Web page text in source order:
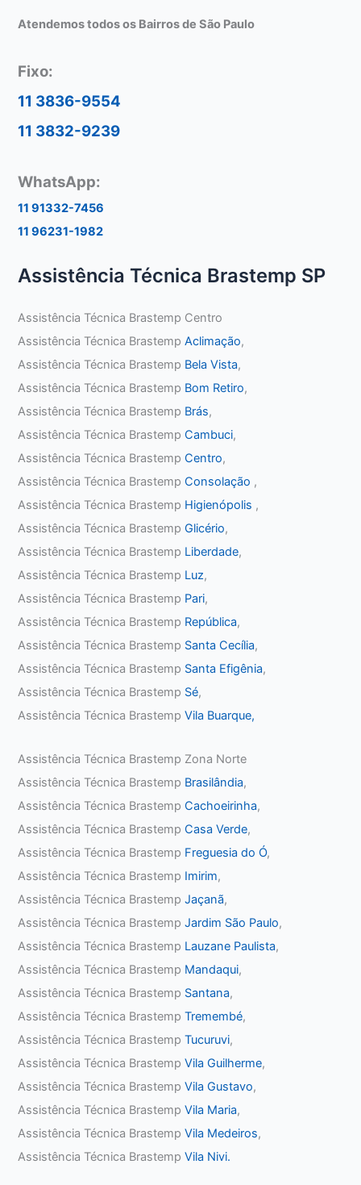
Atendemos todos os Bairros de São Paulo
Fixo:
11 3836-9554
11 3832-9239
WhatsApp:
11 91332-7456
11 96231-1982
Assistência Técnica Brastemp SP
Assistência Técnica Brastemp Centro
Assistência Técnica BrastempAclimação,
Assistência Técnica Brastemp Bela Vista,
Assistência Técnica Brastemp Bom Retiro,
Assistência Técnica Brastemp Brás,
Assistência Técnica BrastempCambuci,
Assistência Técnica BrastempCentro,
Assistência Técnica BrastempConsolação ,
Assistência Técnica Brastemp Higienópolis ,
Assistência Técnica BrastempGlicério,
Assistência Técnica Brastemp Liberdade,
Assistência Técnica Brastemp Luz,
Assistência Técnica Brastemp Pari,
Assistência Técnica Brastemp República,
Assistência Técnica Brastemp Santa Cecília,
Assistência Técnica Brastemp Santa Efigênia,
Assistência Técnica Brastemp Sé,
Assistência Técnica BrastempVila Buarque,
Assistência Técnica Brastemp Zona Norte
Assistência Técnica Brastemp Brasilândia,
Assistência Técnica BrastempCachoeirinha,
Assistência Técnica BrastempCasa Verde,
Assistência Técnica Brastemp Freguesia do Ó,
Assistência Técnica Brastemp Imirim,
Assistência Técnica BrastempJaçanã,
Assistência Técnica BrastempJardim São Paulo,
Assistência Técnica Brastemp Lauzane Paulista,
Assistência Técnica Brastemp Mandaqui,
Assistência Técnica Brastemp Santana,
Assistência Técnica BrastempTremembé,
Assistência Técnica BrastempTucuruvi,
Assistência Técnica BrastempVila Guilherme,
Assistência Técnica BrastempVila Gustavo,
Assistência Técnica BrastempVila Maria,
Assistência Técnica BrastempVila Medeiros,
Assistência Técnica BrastempVila Nivi.